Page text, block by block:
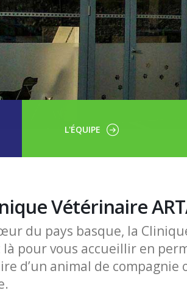
L'ÉQUIPE
Vétérinaire
du pays basque, la
pour vous accueillir en
d’un animal de compagnie